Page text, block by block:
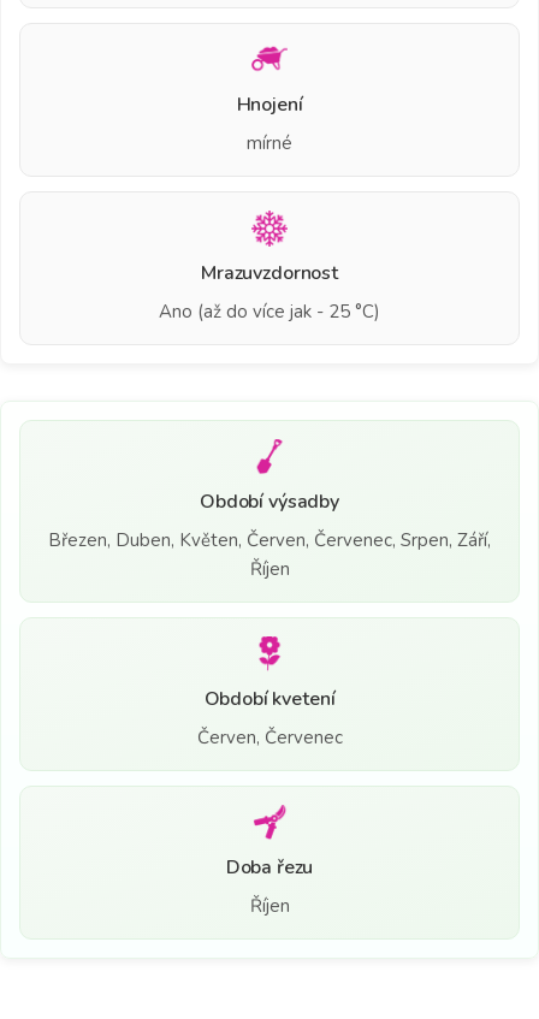
Hnojení
mírné
Mrazuvzdornost
Ano (až do více jak - 25 °C)
Období výsadby
Březen, Duben, Květen, Červen, Červenec, Srpen, Září,
Říjen
Období kvetení
Červen, Červenec
Doba řezu
Říjen